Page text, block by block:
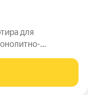
для
стороне